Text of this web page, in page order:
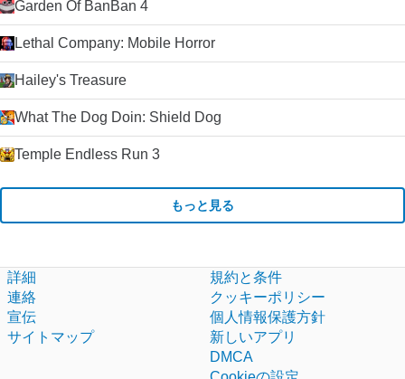
Garden Of BanBan 4
Lethal Company: Mobile Horror
Hailey's Treasure
What The Dog Doin: Shield Dog
Temple Endless Run 3
もっと見る
詳細
連絡
宣伝
サイトマップ
規約と条件
クッキーポリシー
個人情報保護方針
新しいアプリ
DMCA